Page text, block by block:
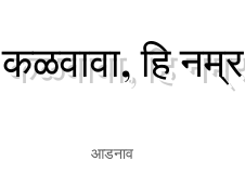
हि
आडनाव